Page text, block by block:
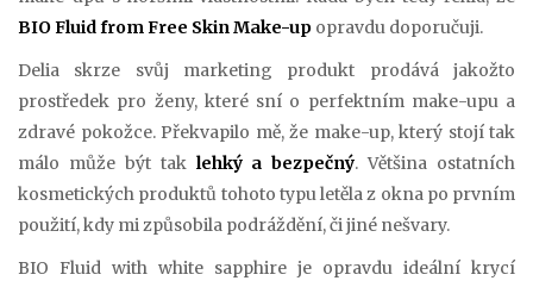
BIO Fluid from Free Skin Make-up opravdu doporučuji.
Delia skrze svůj marketing produkt prodává jakožto
prostředek pro ženy, které sní o perfektním make-upu a
zdravé pokožce. Překvapilo mě, že make-up, který stojí tak
málo může být taklehký a bezpečný. Většina ostatních
kosmetických produktů tohoto typu letěla z okna po prvním
použití, kdy mi způsobila podráždění, či jiné nešvary.
BIO Fluid with white sapphire je opravdu ideální krycí